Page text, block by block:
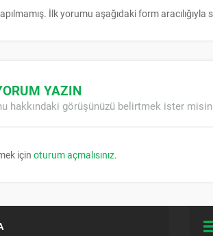
İlk yorumu aşağıdaki form aracılığıyla
YAZIN
hakkındaki görüşünüzü belirtmek ister
için oturum açmalısınız.